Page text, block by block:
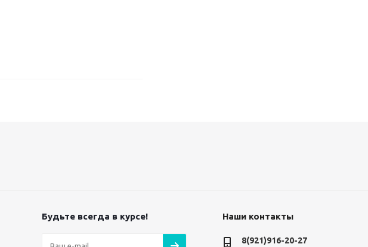
Будьте всегда в курсе! Наши контакты
8(921)916-20-27